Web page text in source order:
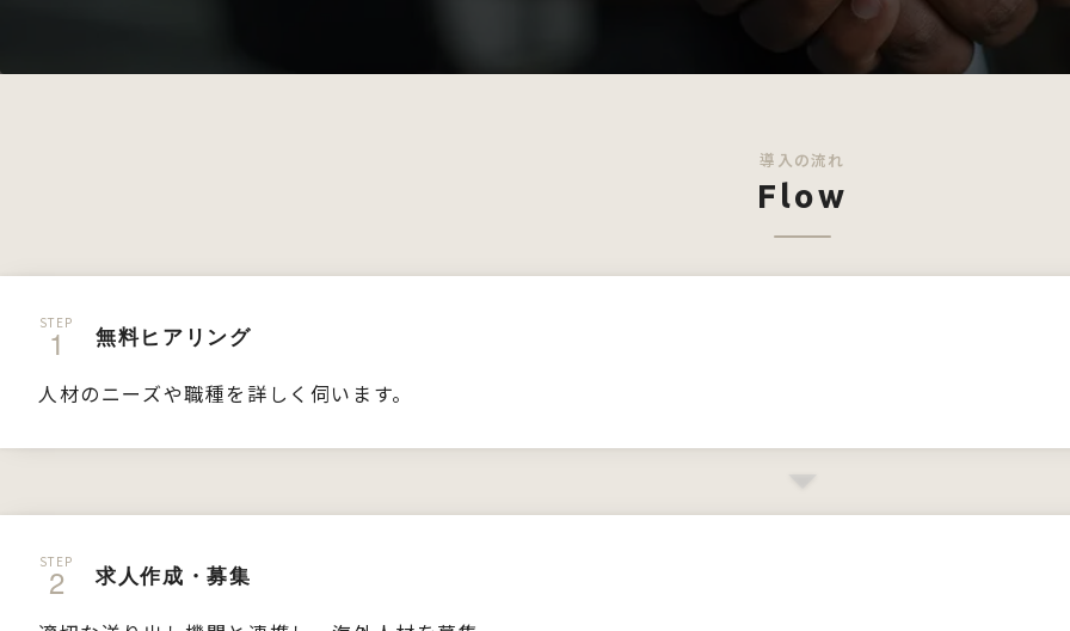
導入の流れ
Flow
STEP
無料ヒアリング
人材のニーズや職種を詳しく伺います。
STEP
求人作成・募集